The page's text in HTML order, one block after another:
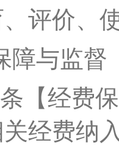
评价、
障与监督
条 【经费
经费纳